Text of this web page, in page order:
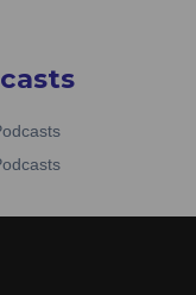
Unidas